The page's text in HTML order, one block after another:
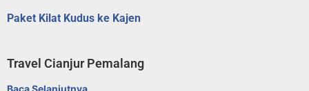
Paket Kilat Kudus ke Kajen
Travel Cianjur Pemalang
Baca Selanjutnya